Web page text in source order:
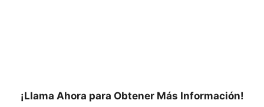
¡Llama Ahora para Obtener Más Información!